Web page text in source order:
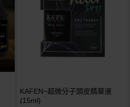
KAFEN~超微分子頭皮精華液
(15ml)